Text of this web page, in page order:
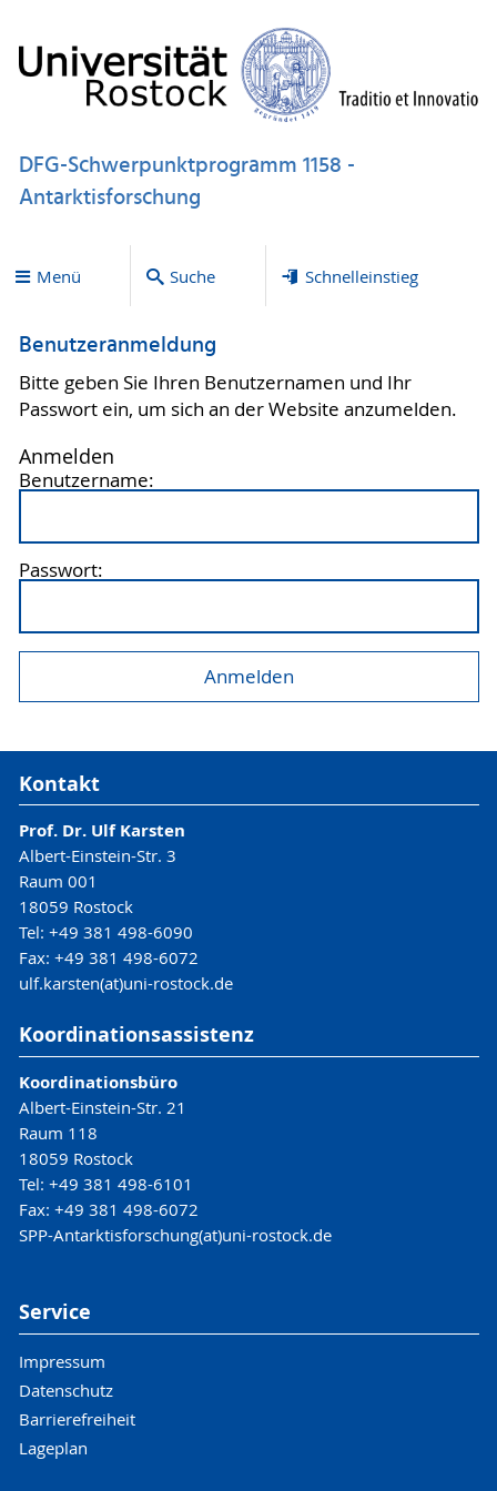
DFG-Schwerpunktprogramm 1158 -
Antarktisforschung
Menü Suche Schnelleinstieg
Benutzeranmeldung
Bitte geben Sie Ihren Benutzernamen und Ihr
Passwort ein, um sich an der Website anzumelden.
Anmelden
Benutzername:
Passwort:
Kontakt
Prof. Dr. Ulf Karsten
Albert-Einstein-Str. 3
Raum 001
18059 Rostock
Tel: +49 381 498-6090
Fax: +49 381 498-6072
ulf.karsten(at)uni-rostock.de
Koordinationsassistenz
Koordinationsbüro
Albert-Einstein-Str. 21
Raum 118
18059 Rostock
Tel: +49 381 498-6101
Fax: +49 381 498-6072
SPP-Antarktisforschung(at)uni-rostock.de
Service
Impressum
Datenschutz
Barrierefreiheit
Lageplan